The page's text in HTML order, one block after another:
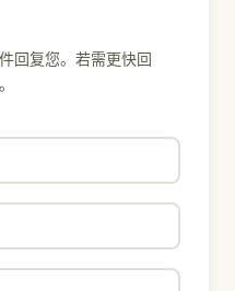
回复您。若需更快回